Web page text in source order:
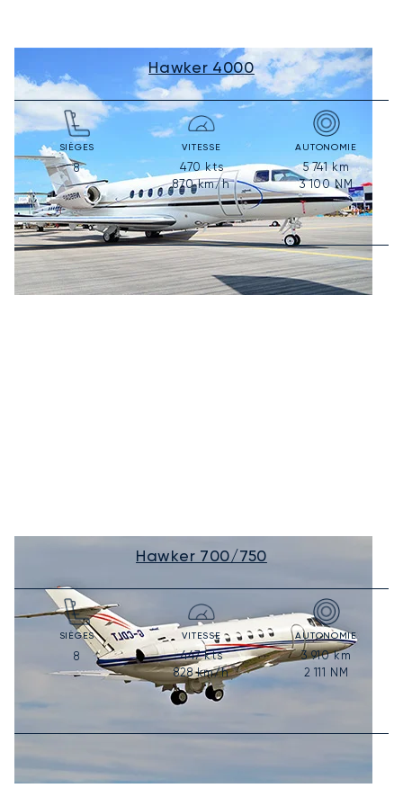
Hawker 4000
SIÈGES
8
VITESSE
470kts
870km/h
AUTONOMIE
5 741km
3 100NM
Hawker 700/750
SIÈGES
8
VITESSE
447kts
828km/h
AUTONOMIE
3 910km
2 111 NM